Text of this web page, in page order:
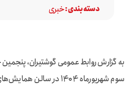
دسته بندی :خبری
به گزارش روابط عمومی گوشتیران،
سوم شهریورماه ۱۴۰۴ در